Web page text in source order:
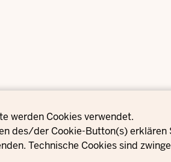
werden Cookies verwendet.
des/der Cookie-Button(s)
Technische Cookies sind